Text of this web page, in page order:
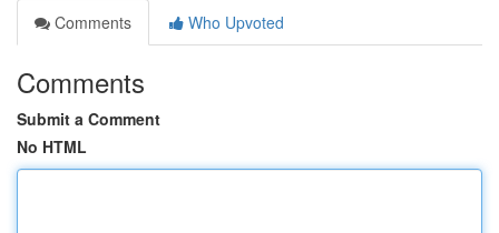
Comments
Who Upvoted
Comments
Submit a Comment
No HTML